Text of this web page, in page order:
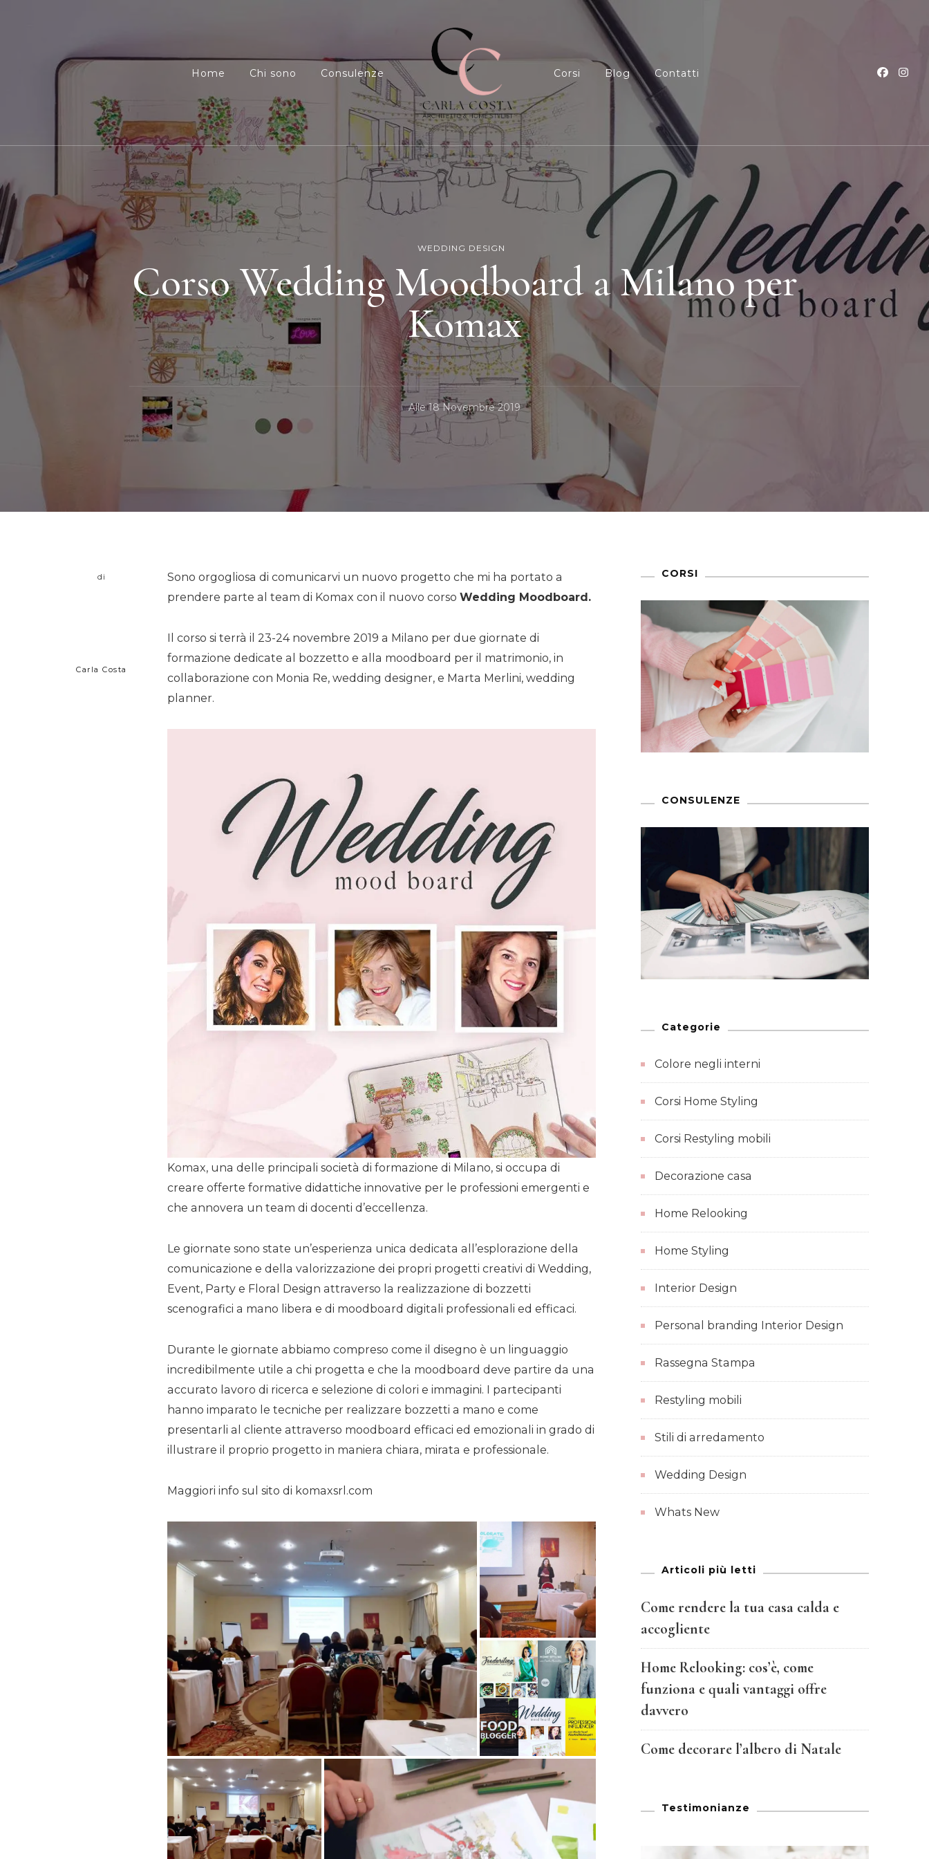
Home Chi sono Consulenze
Carla Costa
Home Styling, Interior Relooking, Consulenze e Corsi
Corsi Blog Contatti
WEDDING DESIGN
Corso Wedding Moodboard a Milano per
Komax
Alle18 Novembre 2019
di
Carla Costa
Sono orgogliosa di comunicarvi un nuovo progetto che mi ha portato a
prendere parte al team di Komax con il nuovo corso Wedding Moodboard.
Il corso si terrà il 23-24 novembre 2019 a Milano per due giornate di
formazione dedicate al bozzetto e alla moodboard per il matrimonio, in
collaborazione con Monia Re, wedding designer, e Marta Merlini, wedding
planner.
Komax, una delle principali società di formazione di Milano, si occupa di
creare offerte formative didattiche innovative per le professioni emergenti e
che annovera un team di docenti d’eccellenza.
Le giornate sono state un’esperienza unica dedicata all’esplorazione della
comunicazione e della valorizzazione dei propri progetti creativi di Wedding,
Event, Party e Floral Design attraverso la realizzazione di bozzetti
scenografici a mano libera e di moodboard digitali professionali ed efficaci.
Durante le giornate abbiamo compreso come il disegno è un linguaggio
incredibilmente utile a chi progetta e che la moodboard deve partire da una
accurato lavoro di ricerca e selezione di colori e immagini. I partecipanti
hanno imparato le tecniche per realizzare bozzetti a mano e come
presentarli al cliente attraverso moodboard efficaci ed emozionali in grado di
illustrare il proprio progetto in maniera chiara, mirata e professionale.
Maggiori info sul sito di komaxsrl.com
CORSI
CONSULENZE
Categorie
Colore negli interni
Corsi Home Styling
Corsi Restyling mobili
Decorazione casa
Home Relooking
Home Styling
Interior Design
Personal branding Interior Design
Rassegna Stampa
Restyling mobili
Stili di arredamento
Wedding Design
Whats New
Articoli più letti
Come rendere la tua casa calda e
accogliente
Home Relooking: cos’è, come
funziona e quali vantaggi offre
davvero
Come decorare l’albero di Natale
Testimonianze